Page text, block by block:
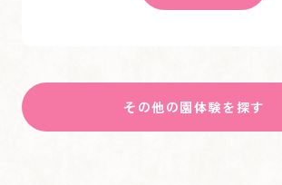
その他の園体験を探す